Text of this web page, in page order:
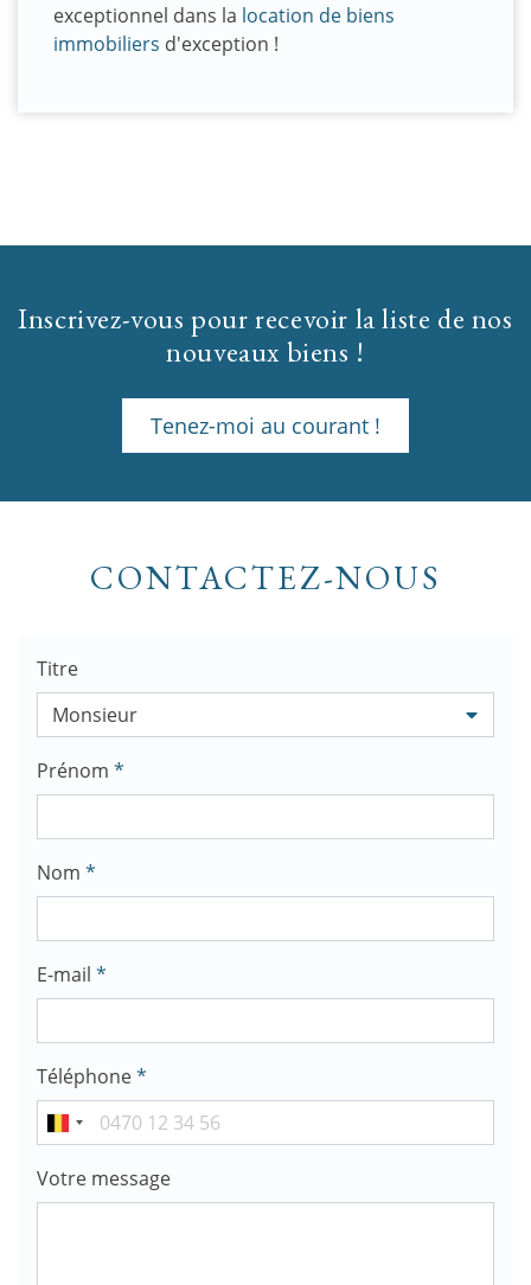
exceptionnel dans la location de biens
immobiliers d'exception !
Inscrivez-vous pour recevoir la liste de nos
nouveaux biens !
Tenez-moi au courant !
CONTACTEZ-NOUS
Titre
Monsieur
Prénom *
Nom *
E-mail *
Téléphone*
Votre message